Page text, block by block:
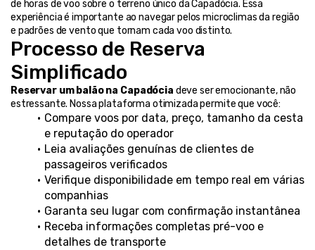
de horas de voo sobre o terreno único da Capadócia. Essa
experiência é importante ao navegar pelos microclimas da região
e padrões de vento que tornam cada voo distinto.
Processo de Reserva
Simplificado
Reservar um balão na Capadócia deve ser emocionante, não
estressante. Nossa plataforma otimizada permite que você:
Compare voos por data, preço, tamanho da cesta
e reputação do operador
Leia avaliações genuínas de clientes de
passageiros verificados
Verifique disponibilidade em tempo real em várias
companhias
Garanta seu lugar com confirmação instantânea
Receba informações completas pré-voo e
detalhes de transporte